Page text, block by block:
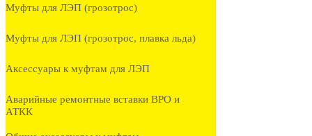
Муфты для ЛЭП (грозотрос)
Муфты для ЛЭП (грозотрос, плавка льда)
Аксессуары к муфтам для ЛЭП
Аварийные ремонтные вставки ВРО и
АТКК